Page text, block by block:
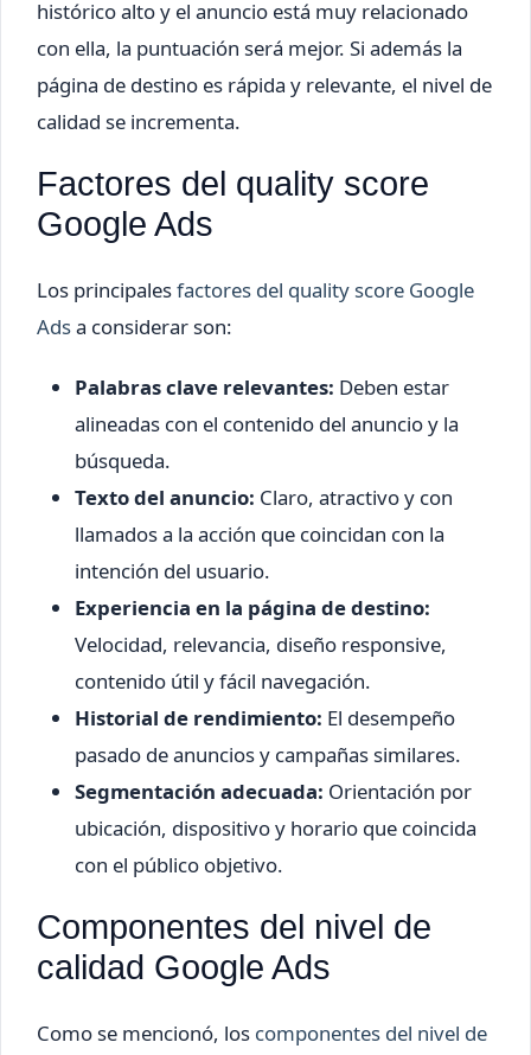
histórico alto y el anuncio está muy relacionado
con ella, la puntuación será mejor. Si además la
página de destino es rápida y relevante, el nivel de
calidad se incrementa.
Factores del quality score
Google Ads
Los principalesfactores del quality score Google
Adsa considerar son:
Palabras clave relevantes: Deben estar
alineadas con el contenido del anuncio y la
búsqueda.
Texto del anuncio: Claro, atractivo y con
llamados a la acción que coincidan con la
intención del usuario.
Experiencia en la página de destino:
Velocidad, relevancia, diseño responsive,
contenido útil y fácil navegación.
Historial de rendimiento: El desempeño
pasado de anuncios y campañas similares.
Segmentación adecuada: Orientación por
ubicación, dispositivo y horario que coincida
con el público objetivo.
Componentes del nivel de
calidad Google Ads
Como se mencionó, los componentes del nivel de